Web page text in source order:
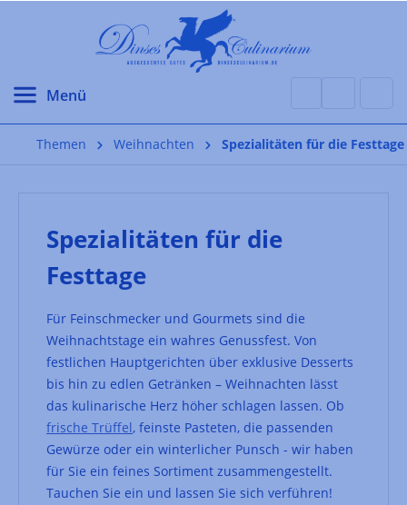
Themen Weihnachten Spezialitäten für die Festtage
Spezialitäten für die
Festtage
Für Feinschmecker und Gourmets sind die
Weihnachtstage ein wahres Genussfest. Von
festlichen Hauptgerichten über exklusive Desserts
bis hin zu edlen Getränken – Weihnachten lässt
das kulinarische Herz höher schlagen lassen. Ob
frische Trüffel, feinste Pasteten, die passenden
Gewürze oder ein winterlicher Punsch - wir haben
für Sie ein feines Sortiment zusammengestellt.
Tauchen Sie ein und lassen Sie sich verführen!